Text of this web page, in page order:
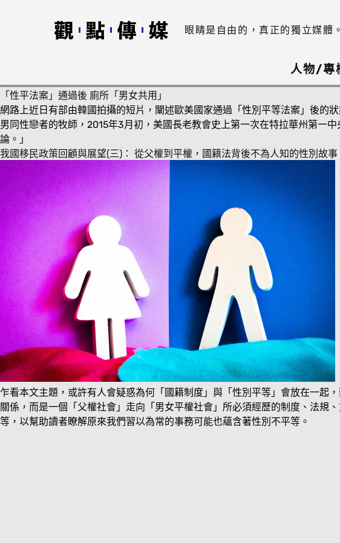
眼睛是自由的，真正的獨立媒體。
人物/專
「性平法案」通過後 廁所「男女共用」
網路上近日有部由韓國拍攝的短片，闡述歐美國家通過「性別平等法案」後的
男同性戀者的牧師，2015年3月初，美國長老教會史上第一次在特拉華州第一
論。」
我國移民政策回顧與展望(三)： 從父權到平權，國籍法背後不為人知的性別故事
乍看本文主題，或許有人會疑惑為何「國籍制度」與「性別平等」會放在一起
關係，而是一個「父權社會」走向「男女平權社會」所必須經歷的制度、法規
等，以幫助讀者瞭解原來我們習以為常的事務可能也蘊含著性別不平等。